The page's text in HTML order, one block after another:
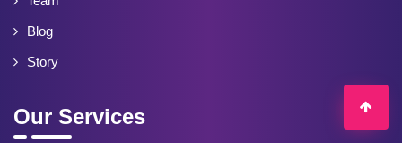
Blog
Story
Our Services